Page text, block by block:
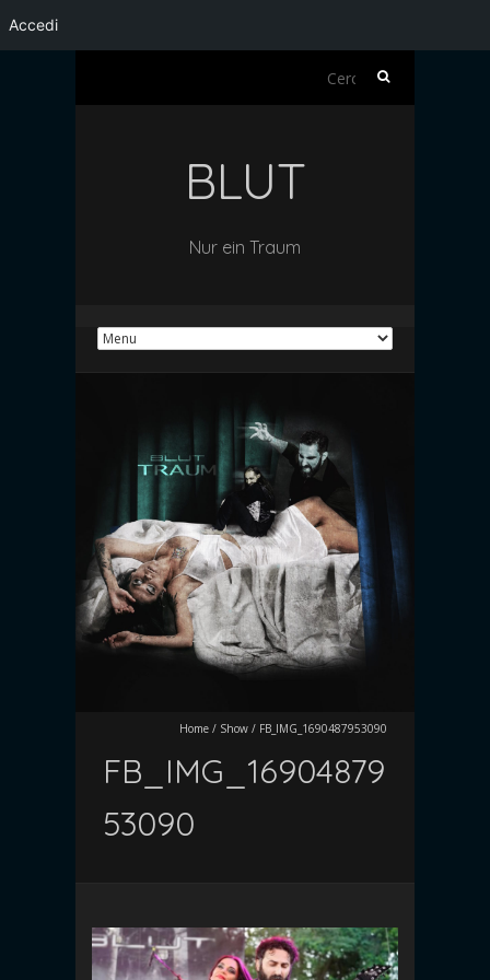
Accedi
Ricerca
BLUT
Nur ein Traum
Home / Show / FB_IMG_1690487953090
FB_IMG_16904879
53090